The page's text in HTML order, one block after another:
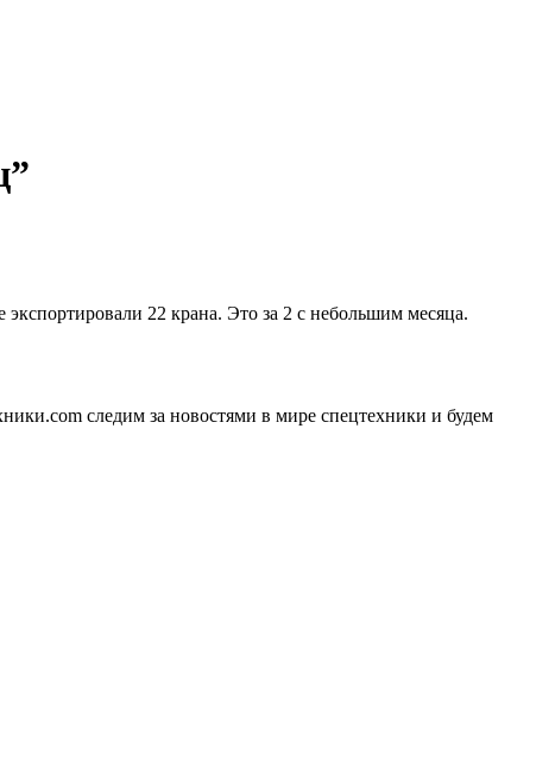
экспортировали 22 крана. Это за 2 с небольшим месяца.
следим за новостями в мире спецтехники и будем